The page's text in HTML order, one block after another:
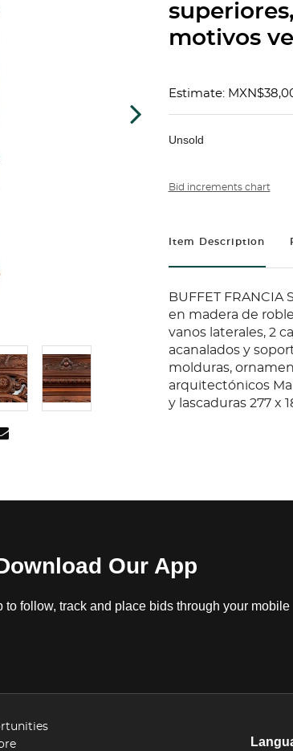
motivos
Estimate:
Unsold
Bid increments chart
Item Description
BUFFET FRANCIA
en madera de
vanos laterales, 2
acanalados y
molduras,
arquitectónicos
y lascaduras 277 x
Our App
to follow, track and place bids through your mobile